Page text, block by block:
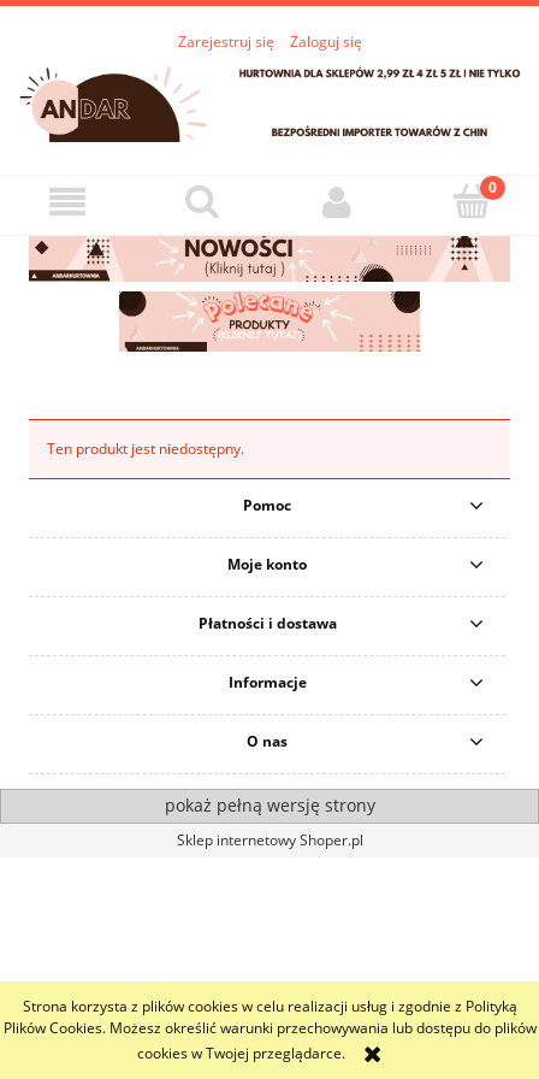
Strona korzysta z plików cookies w celu realizacji usług i zgodnie z Polityką
Plików Cookies. Możesz określić warunki przechowywania lub dostępu do plików
cookies w Twojej przeglądarce.
Zarejestruj się Zaloguj się
Ten produkt jest niedostępny.
Pomoc
Moje konto
Płatności i dostawa
Informacje
O nas
pokaż pełną wersję strony
Sklep internetowy Shoper.pl